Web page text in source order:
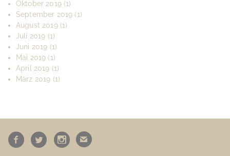
Oktober 2019(1)
September 2019 (1)
August 2019(1)
Juli 2019 (1)
Juni 2019 (1)
Mai 2019 (1)
April 2019 (1)
März 2019 (1)